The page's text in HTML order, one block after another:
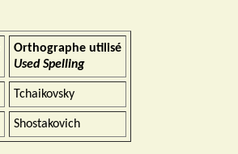
Orthographe utilisé
Used Spelling
Tchaikovsky
Shostakovich